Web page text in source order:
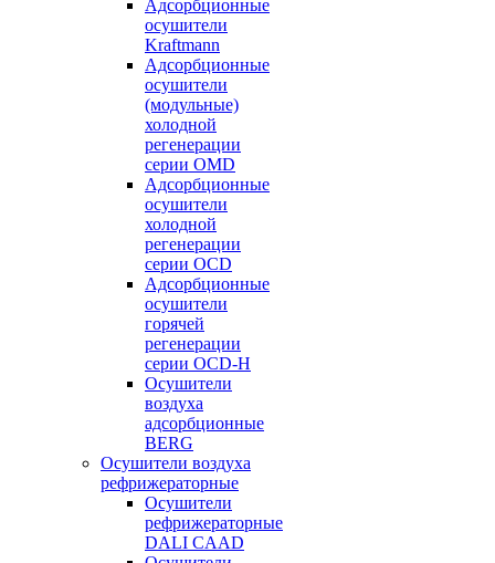
Адсорбционные
осушители
Kraftmann
Адсорбционные
осушители
(модульные)
холодной
регенерации
серии OMD
Адсорбционные
осушители
холодной
регенерации
серии OCD
Адсорбционные
осушители
горячей
регенерации
серии OСD-H
Осушители
воздуха
адсорбционные
BERG
Осушители воздуха
рефрижераторные
Осушители
рефрижераторные
DALI CAAD